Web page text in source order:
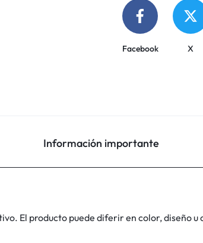
Facebook X
Información importante
El producto puede diferir en color, diseño